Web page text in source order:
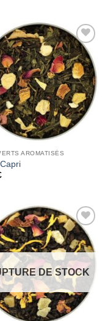
Add to
Wishlist
AROMATISÉS
Add to
Wishlist
DE STOCK